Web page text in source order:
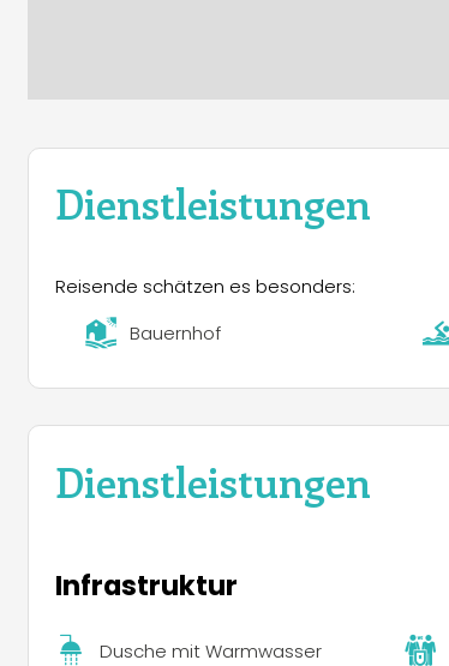
Dienstleistungen
Reisende schätzen es besonders:
Bauernhof
Dienstleistungen
Infrastruktur
Dusche mit Warmwasser